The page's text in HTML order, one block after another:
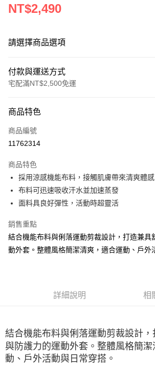
NT$2,490
請選擇商品選項
付款與運送方式
宅配滿NT$2,500免運
信用卡一次付款
LINE Pay
相關說明
【大哥付你分期使用說明】
1.本服務由台灣大哥大提供，台灣大哥大用戶可立即
2.付款方式選擇「大哥付你分期」，訂單成立後會自
流程，驗證手機門號後，選擇欲分期的期數、繳款截
3.實際核准額度、可分期數及費用金額請依後續交易
4.訂單成立30分鐘內，如未前往確認交易或遇審核
消。如遇「轉專審核」未通過狀況，表示未達大哥付
法說明評估內容。
2.透過簡訊連結打開帳單後，可選擇「超商條碼／台
帳／街口支付／iPASS MONEY」等通路繳費。
1.本服務係由「台灣大哥大股份有限公司」（以下簡
用戶於交易時，得透過本服務購買商品或服務，並
買賣價金債權讓與本公司後，依約使用本公司帳單繳
2.基於同意付款使用「大哥付你分期」之契約關係目
資料（包含姓名、電話或地址）提供予台灣大哥大進
ATM付款
宅配
商品特色
商品編號
11762314
商品特色
採用涼感機能布料，接觸肌膚帶來清爽體感
布料可迅速吸收汗水並加速蒸發
面料具良好彈性，活動時超靈活
銷售重點
結合機能布料與俐落運動剪裁設計，打造兼具
動外套。整體風格簡潔清爽，適合運動、戶外
詳細說明 相
結合機能布料與俐落運動剪裁設計
與防護力的運動外套。整體風格簡潔
動、戶外活動與日常穿搭。